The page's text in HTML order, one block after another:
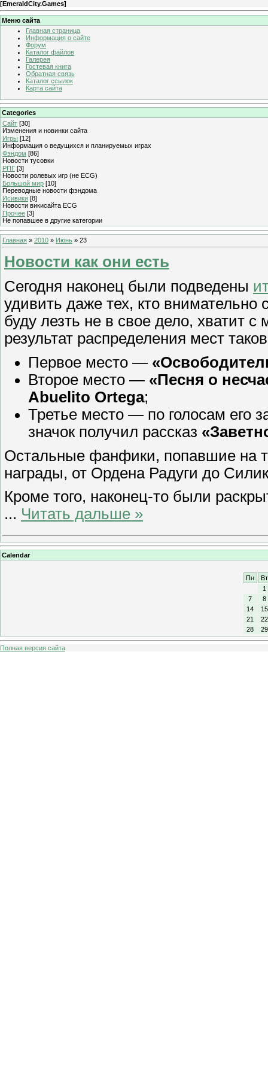
[EmeraldCity.Games]
Меню сайта
Главная страница
Информация о сайте
Форум
Каталог файлов
Галерея
Гостевая книга
Обратная связь
Каталог ссылок
Карта сайта
Categories
Сайт [30]
Изменения и новинки сайта
Игры [12]
Информация о ведущихся и планируемых играх
Фэндом [86]
Новости тусовки
РПГ [3]
Новости ролевых игр (не ECG)
Большой мир [10]
Переводные новости фэндома
Исивики [8]
Новости викисайта ECG
Прочее [3]
Не попавшее в другие категории
Главная » 2010 » Июнь » 23
Новости как они есть
Сегодня наконец были подведены
удивить даже тех, кто
буду лезть не в свое дело, хватит
результат распределения мест
Первое место —
Второе место — «Песня о
Abuelito Ortega;
Третье место — по голосам его
значок получил рассказ
Остальные фанфики, попавшие на
награды, от Ордена Радуги до
Кроме того, наконец-то были
... Читать дальше »
Calendar
Пн
Вт
1
7
8
14
15
21
22
28
29
Полная версия сайта